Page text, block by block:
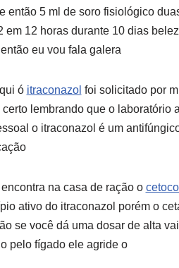
então 5 ml de soro fisiológico
em 12 horas durante 10 dias
eu vou fala galera
ó itraconazol foi solicitado por
lembrando que o laboratório
o itraconazol é um
na casa de ração o
ativo do itraconazol porém o
se você dá uma dosar de alta
pelo fígado ele agride o